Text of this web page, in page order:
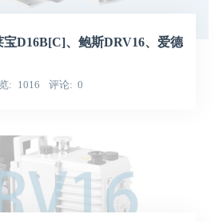
D16B[C]、鲍斯DRV16、爱德
1016 评论 0